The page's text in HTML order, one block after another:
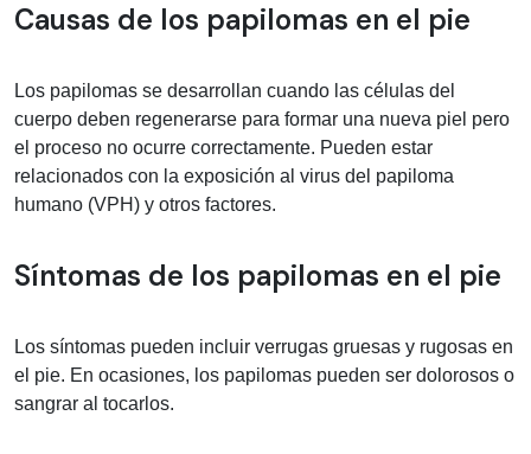
Causas de los papilomas en el pie
Los papilomas se desarrollan cuando las células del
cuerpo deben regenerarse para formar una nueva piel pero
el proceso no ocurre correctamente. Pueden estar
relacionados con la exposición al virus del papiloma
humano (VPH) y otros factores.
Síntomas de los papilomas en el pie
Los síntomas pueden incluir verrugas gruesas y rugosas en
el pie. En ocasiones, los papilomas pueden ser dolorosos o
sangrar al tocarlos.